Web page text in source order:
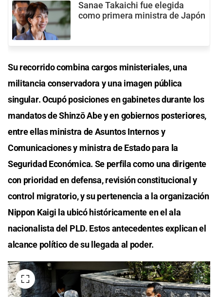
Sanae Takaichi fue elegida
como primera ministra de Japón
Su recorrido combina cargos ministeriales, una
militancia conservadora y una imagen pública
singular. Ocupó posiciones en gabinetes durante los
mandatos de Shinzō Abe y en gobiernos posteriores,
entre ellas ministra de Asuntos Internos y
Comunicaciones y ministra de Estado para la
Seguridad Económica. Se perfila como una dirigente
con prioridad en defensa, revisión constitucional y
control migratorio, y su pertenencia a la organización
Nippon Kaigi la ubicó históricamente en el ala
nacionalista del PLD. Estos antecedentes explican el
alcance político de su llegada al poder.